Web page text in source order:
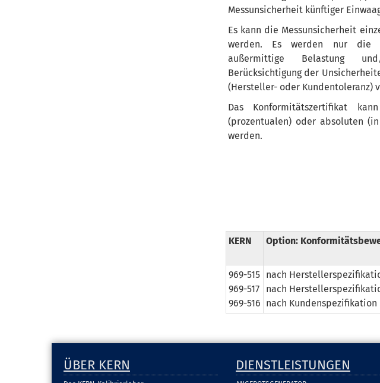
Messunsicherheit künftiger
Es kann die Messunsicherheit
werden. Es werden nur die
außermittige Belastung
Berücksichtigung der
(Hersteller- oder Kundentoleranz)
Das Konformitätszertifikat
(prozentualen) oder absoluten
werden.
KERN Option:
969-515
969-517
969-516
nach
nach
nach Kundenspezifikation
ÜBER KERN DIENSTLEISTUNGEN